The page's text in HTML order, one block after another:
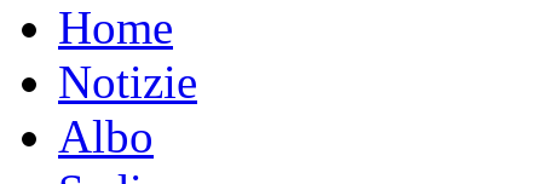
Home
Notizie
Albo